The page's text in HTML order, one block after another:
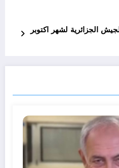
الجزائرية لشهر اكتوبر